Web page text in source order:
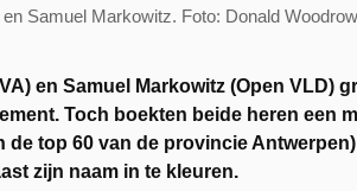
Samuel Markowitz. Foto: Donald Woodrow
en Samuel Markowitz (Open VLD)
Toch boekten beide heren een
top 60 van de provincie
zijn naam in te kleuren.